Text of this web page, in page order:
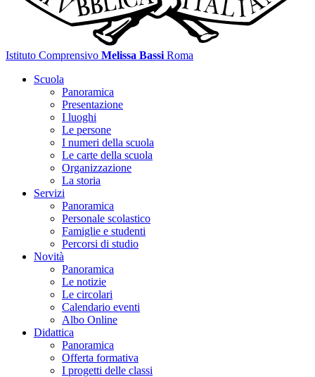
Istituto Comprensivo Melissa Bassi Roma
Scuola
Panoramica
Presentazione
I luoghi
Le persone
I numeri della scuola
Le carte della scuola
Organizzazione
La storia
Servizi
Panoramica
Personale scolastico
Famiglie e studenti
Percorsi di studio
Novità
Panoramica
Le notizie
Le circolari
Calendario eventi
Albo Online
Didattica
Panoramica
Offerta formativa
I progetti delle classi